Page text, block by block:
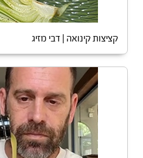
קציצות קינואה | דבי מזיג